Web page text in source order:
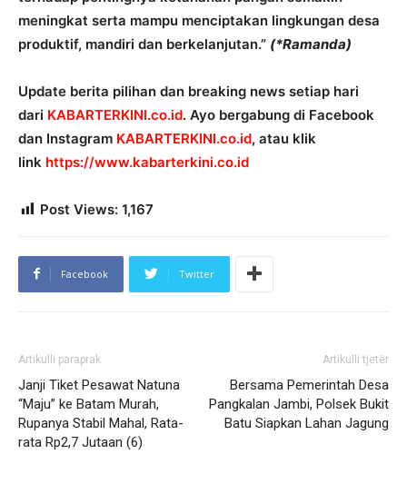
meningkat serta mampu menciptakan lingkungan desa
produktif, mandiri dan berkelanjutan.” (*Ramanda)
Update berita pilihan dan breaking news setiap hari
dari KABARTERKINI.co.id. Ayo bergabung di Facebook
dan Instagram KABARTERKINI.co.id, atau klik
link https://www.kabarterkini.co.id
Post Views: 1,167
Facebook Twitter
Artikulli paraprak
Janji Tiket Pesawat Natuna
“Maju” ke Batam Murah,
Rupanya Stabil Mahal, Rata-
rata Rp2,7 Jutaan (6)
Artikulli tjetër
Bersama Pemerintah Desa
Pangkalan Jambi, Polsek Bukit
Batu Siapkan Lahan Jagung